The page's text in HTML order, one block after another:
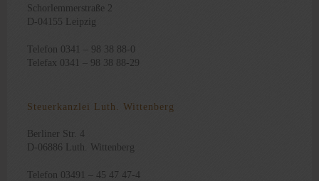
Schorlemmerstraße 2
D-04155 Leipzig
Telefon 0341 – 98 38 88-0
Telefax 0341 – 98 38 88-29
Steuerkanzlei Luth. Wittenberg
Berliner Str. 4
D-06886 Luth. Wittenberg
Telefon 03491 – 45 47 47-4